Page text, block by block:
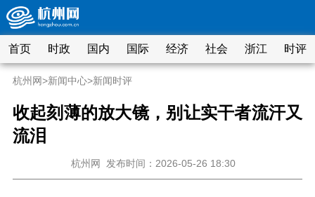
首页 时政 国内 国际 经济 社会 浙江 时评
杭州网>新闻中心>新闻时评
收起刻薄的放大镜，别让实干者流汗又
流泪
杭州网 发布时间：2026-05-26 18:30